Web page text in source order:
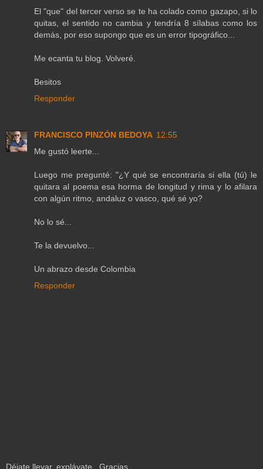
El "que" del tercer verso se te ha colado como gazapo, si lo
quitas, el sentido no cambia y tendría 8 sílabas como los
demás, por eso supongo que es un error tipográfico...
Me ecanta tu blog. Volveré.
Besitos
Responder
FRANCISCO PINZÓN BEDOYA 12:55
Me gustó leerte...
Luego me pregunté: "¿Y qué se encontraría si ella (tú) le
quitara al poema esa horma de longitud y rima y lo afilara
con algún ritmo, andaluz o vasco, qué sé yo?
No lo sé...
Te la devuelvo...
Un abrazo desde Colombia
Responder
Déjate llevar, expláyate...Gracias